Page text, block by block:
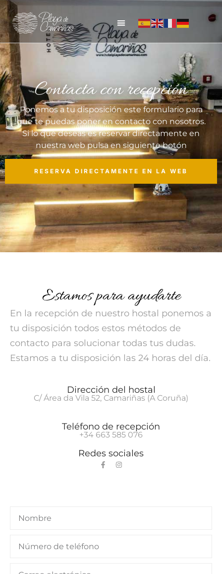
Contacta con recepción
Ponemos a tu disposición este formulario para
que te puedas poner en contacto con nosotros.
Si lo que deseas es reservar directamente en
nuestra web pulsa en siguiente botón
RESERVA DIRECTAMENTE EN LA WEB
Estamos para ayudarte
En la recepción de nuestro hostal ponemos a
tu disposición todos estos métodos de
contacto para solucionar todas tus dudas.
Estamos a tu disposición las 24 horas del día.
Dirección del hostal
C/ Área da Vila 52, Camariñas (A Coruña)
Teléfono de recepción
+34 663 585 076
Redes sociales